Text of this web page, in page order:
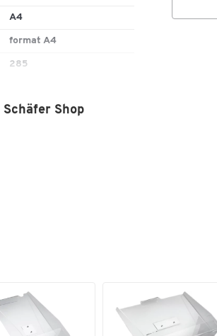
A4
format A4
285
A4
porte-brochures
Shop